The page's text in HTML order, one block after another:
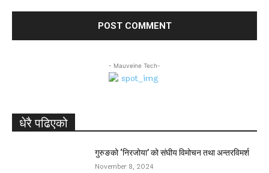
- Mauveine Tech-
धेरै पढिएको
गुरुङको ‘निरजोया’ को संघीय विमोचन तथा अन्तरविमर्श
November 8, 2024